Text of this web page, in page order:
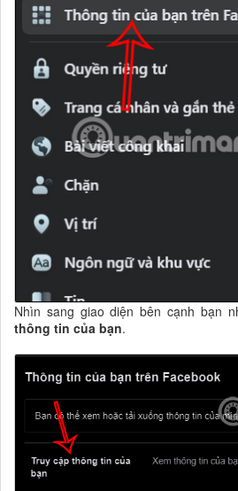
Nhìn sang giao diện bên cạnh bạn
thông tin của bạn.